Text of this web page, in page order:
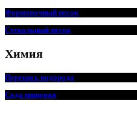
Формовочный песок
Стекольный песок
Химия
Перекись водорода
Сода пищевая